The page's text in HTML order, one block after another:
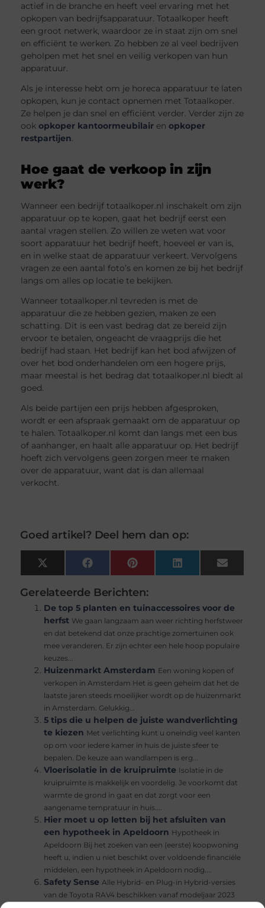
actief in de branche en heeft veel ervaring met het
opkopen van bedrijfsapparatuur. Totaalkoper heeft
een groot netwerk, waardoor ze in staat zijn om snel
en efficiënt te werken. Zo hebben ze al veel bedrijven
geholpen met het snel en veilig verkopen van hun
apparatuur.
Als je interesse hebt om je horeca apparatuur te laten
opkopen, kun je contact opnemen met Totaalkoper.
Ze helpen je dan snel en efficiënt verder. Verder zijn ze
ookopkoper kantoormeubilair enopkoper
restpartijen.
Hoe gaat de verkoop in zijn
werk?
Wanneer een bedrijf totaalkoper.nl inschakelt om zijn
apparatuur op te kopen, gaat het bedrijf eerst een
aantal vragen stellen. Zo willen ze weten wat voor
soort apparatuur het bedrijf heeft, hoeveel er van is,
en in welke staat de apparatuur verkeert. Vervolgens
vragen ze een aantal foto’s en komen ze bij het bedrijf
langs om alles op locatie te bekijken.
Wanneer totaalkoper.nl tevreden is met de
apparatuur die ze hebben gezien, maken ze een
schatting. Dit is een vast bedrag dat ze bereid zijn
ervoor te betalen, ongeacht de vraagprijs die het
bedrijf had staan. Het bedrijf kan het bod afwijzen of
over het bod onderhandelen om een hogere prijs,
maar meestal is het bedrag dat totaalkoper.nl biedt al
goed.
Als beide partijen een prijs hebben afgesproken,
wordt er een afspraak gemaakt om de apparatuur op
te halen. Totaalkoper.nl komt dan langs met een bus
of aanhanger, en haalt alle apparatuur op. Het bedrijf
hoeft zich vervolgens geen zorgen meer te maken
over de apparatuur, want dat is dan allemaal
verkocht.
Goed artikel? Deel hem dan op:
X
(Twitter)
Facebook Pinterest LinkedIn Email
Gerelateerde Berichten:
De top 5 planten en tuinaccessoires voor de
herfst We gaan langzaam aan weer richting herfstweer
en dat betekend dat onze prachtige zomertuinen ook
mee veranderen. Er zijn echter een hele hoop populaire
keuzes...
Huizenmarkt Amsterdam Een woning kopen of
verkopen in Amsterdam Het is geen geheim dat het de
laatste jaren steeds moeilijker wordt op de huizenmarkt
in Amsterdam. Gelukkig...
5 tips die u helpen de juiste wandverlichting
te kiezen Met verlichting kunt u oneindig veel kanten
op om voor iedere kamer in huis de juiste sfeer te
bepalen. De keuze aan wandlampen is erg...
Vloerisolatie in de kruipruimte
Isolatie in de
kruipruimte is makkelijk en voordelig. Je voorkomt dat
warmte de grond in gaat en dat zorgt voor een
aangename tempratuur in huis....
Hier moet u op letten bij het afsluiten van
een hypotheek in Apeldoorn Hypotheek in
Apeldoorn Bij het zoeken van een (eerste) koopwoning
heeft u, indien u niet beschikt over voldoende financiële
middelen, een hypotheek in Apeldoorn nodig....
Safety Sense Alle Hybrid- en Plug-in Hybrid-versies
van de Toyota RAV4 beschikken vanaf modeljaar 2023